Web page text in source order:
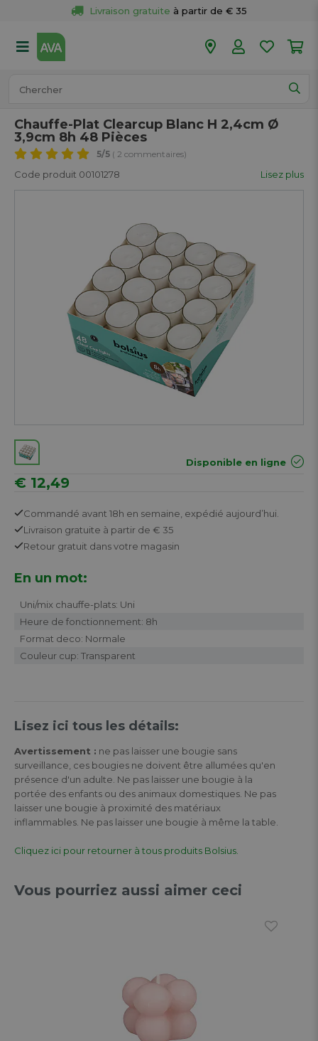
Livraison gratuite à partir de € 35
50 magasins
Chauffe-Plat Clearcup Blanc H 2,4cm Ø
3,9cm 8h 48 Pièces
5/5 ( 2 commentaires)
Code produit 00101278 Lisez plus
Disponible en ligne
€ 12,49
Commandé avant 18h en semaine, expédié aujourd’hui.
Livraison gratuite à partir de € 35
Retour gratuit dans votre magasin
En un mot:
Uni/mix chauffe-plats: Uni
Heure de fonctionnement: 8h
Format deco: Normale
Couleur cup: Transparent
Lisez ici tous les détails:
Avertissement : ne pas laisser une bougie sans
surveillance, ces bougies ne doivent être allumées qu'en
présence d'un adulte. Ne pas laisser une bougie à la
portée des enfants ou des animaux domestiques. Ne pas
laisser une bougie à proximité des matériaux
inflammables. Ne pas laisser une bougie à même la table.
Cliquez ici pour retourner à tous produits Bolsius.
Vous pourriez aussi aimer ceci